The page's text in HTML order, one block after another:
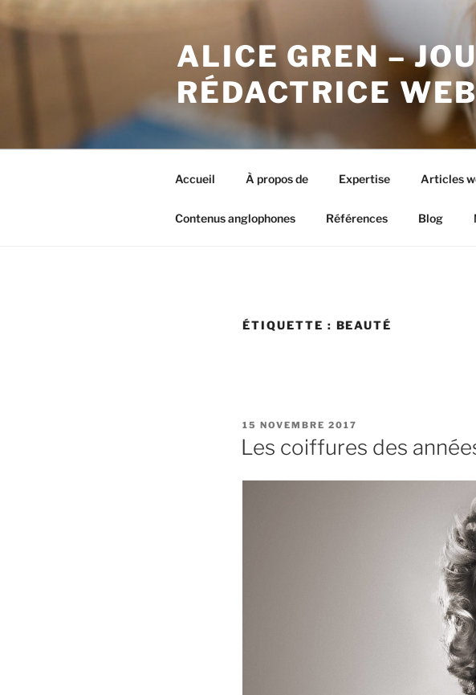
au
ALICE GREN –
RÉDACTRICE
Accueil À propos de Expertise Articles
Contenus anglophones Références Blog
ÉTIQUETTE : BEAUTÉ
PUBLIÉ
LE
15 NOVEMBRE 2017
Les coiffures des